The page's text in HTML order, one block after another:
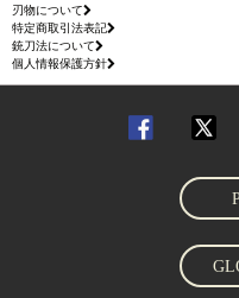
刃物について
特定商取引法表記
銃刀法について
個人情報保護方針